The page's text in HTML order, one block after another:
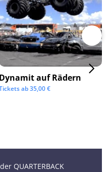
Dynamit auf Rädern
ab35,00€
QUARTERBACK